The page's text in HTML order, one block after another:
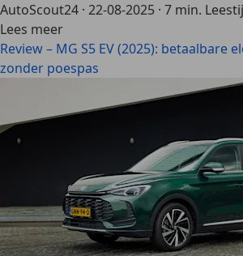
AutoScout24 · 22-08-2025 · 7 min.
Lees meer
Review – MG S5 EV (2025): betaalbare
zonder poespas